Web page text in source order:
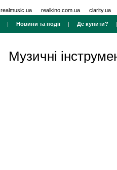
realmusic.ua realkino.com.ua clarity.ua
| Новини та події| Де купити?
Музичні